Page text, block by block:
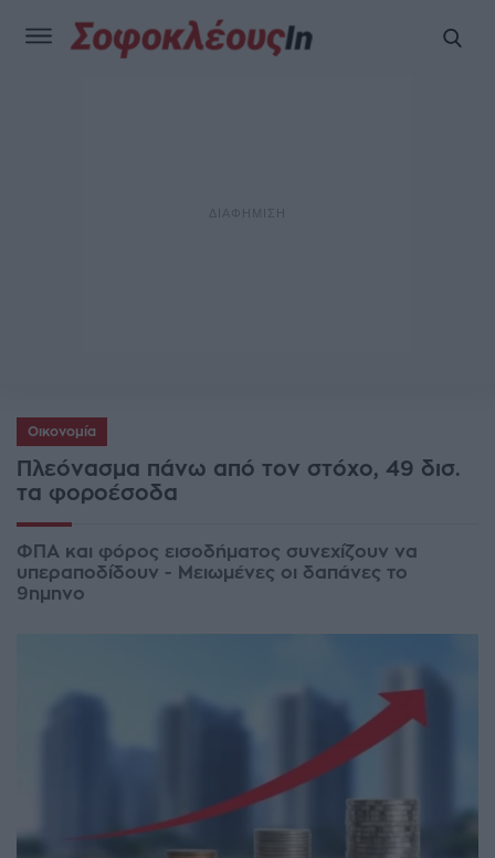
Οικονομία
Πλεόνασμα πάνω από τον στόχο, 49 δισ.
τα φοροέσοδα
ΦΠΑ και φόρος εισοδήματος συνεχίζουν να
υπεραποδίδουν - Μειωμένες οι δαπάνες το
9ημηνο